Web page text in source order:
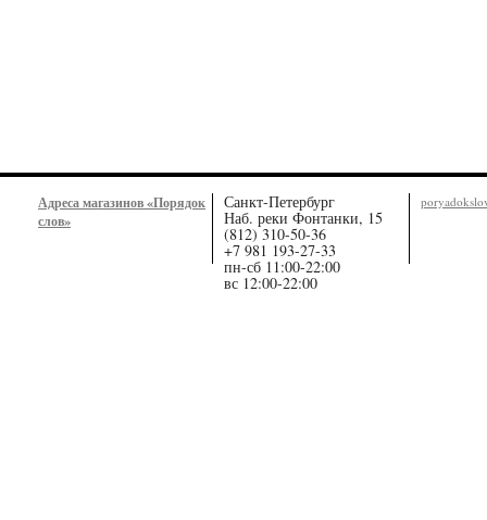
Адреса магазинов «Порядок
слов»
Санкт-Петербург
Наб. реки Фонтанки, 15
(812) 310-50-36
+7 981 193-27-33
пн-сб 11:00-22:00
вс 12:00-22:00